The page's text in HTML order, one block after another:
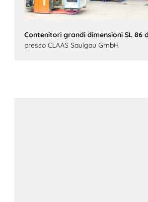
Contenitori grandi dimensioni SL 86
presso CLAAS Saulgau GmbH